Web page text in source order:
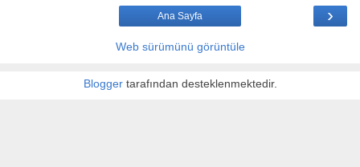
›
Ana Sayfa
Web sürümünü görüntüle
Bloggertarafından desteklenmektedir.